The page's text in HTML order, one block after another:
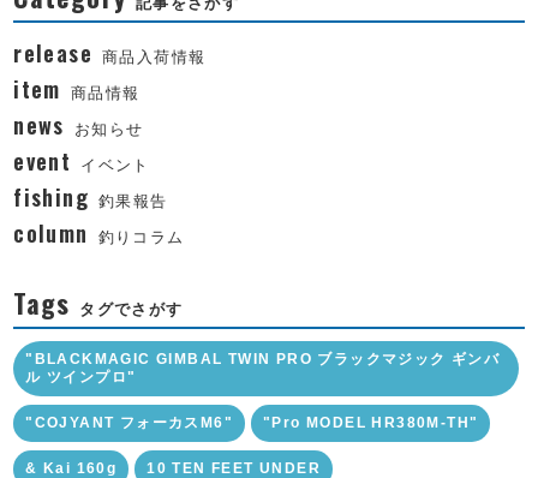
release 商品入荷情報
item 商品情報
news お知らせ
event イベント
fishing 釣果報告
column 釣りコラム
Tags タグでさがす
"BLACKMAGIC GIMBAL TWIN PRO ブラックマジック ギンバ
ル ツインプロ"
"COJYANT フォーカスM6" "Pro MODEL HR380M-TH"
& Kai 160g 10 TEN FEET UNDER